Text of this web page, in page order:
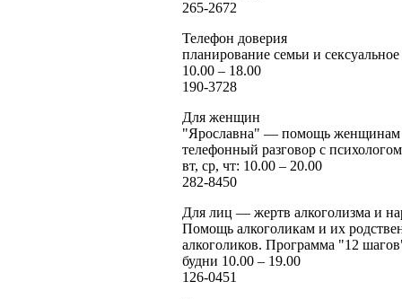
265-2672
Телефон доверия
планирование семьи и
10.00 – 18.00
190-3728
Для женщин
"Ярославна" — помощь женщинам
телефонный разговор с психологом
вт, ср, чт: 10.00 – 20.00
282-8450
Для лиц — жертв алкоголизма и
Помощь алкоголикам и их
алкоголиков. Программа "12
будни 10.00 – 19.00
126-0451